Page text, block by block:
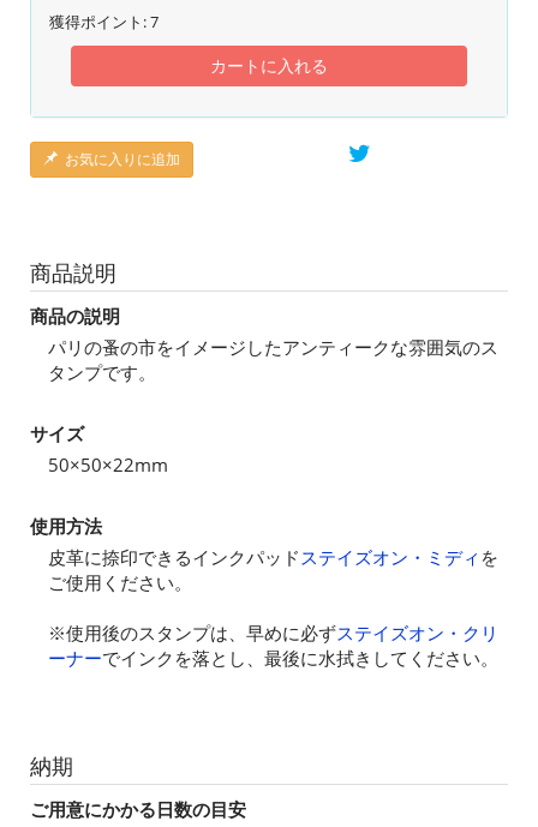
獲得ポイント:7
カートに入れる
お気に入りに追加
商品説明
商品の説明
パリの蚤の市をイメージしたアンティークな雰囲気のス
タンプです。
サイズ
50×50×22mm
使用方法
皮革に捺印できるインクパッドステイズオン・ミディ を
ご使用ください。
※使用後のスタンプは、早めに必ずステイズオン・クリ
ーナーでインクを落とし、最後に水拭きしてください。
納期
ご用意にかかる日数の目安